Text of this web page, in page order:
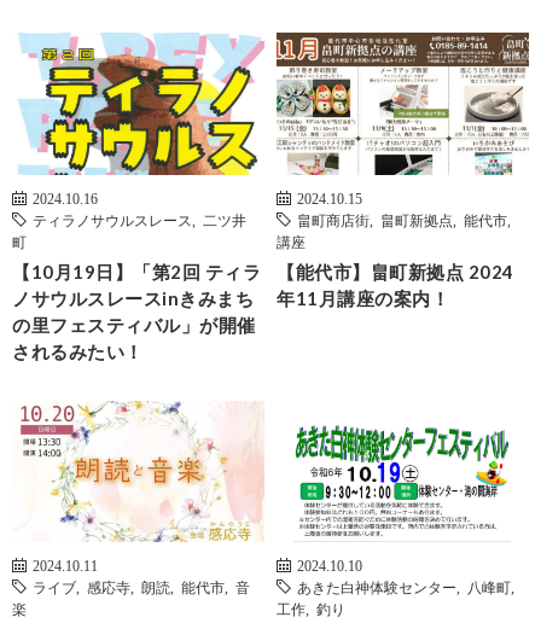
2024.10.16
ティラノサウルスレース
二ツ井
町
【10月19日】「第2回 ティラ
ノサウルスレースinきみまち
の里フェスティバル」が開催
されるみたい！
2024.10.15
畠町商店街
畠町新拠点 能代市
講座
【能代市】畠町新拠点 2024
年11月講座の案内！
2024.10.11
ライブ
感応寺 朗読 能代市
音
楽
2024.10.10
あきた白神体験センター
八峰町
工作
釣り